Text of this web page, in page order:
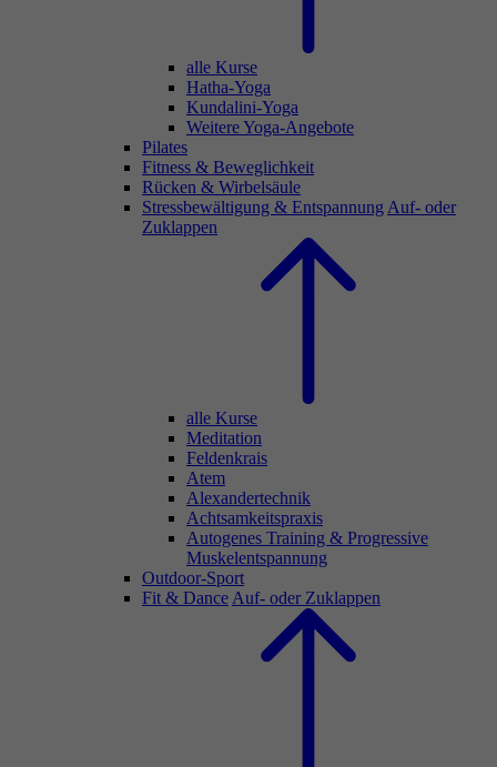
alle Kurse
Hatha-Yoga
Kundalini-Yoga
Weitere Yoga-Angebote
Pilates
Fitness & Beweglichkeit
Rücken & Wirbelsäule
Stressbewältigung & Entspannung Auf- oder
Zuklappen
alle Kurse
Meditation
Feldenkrais
Atem
Alexandertechnik
Achtsamkeitspraxis
Autogenes Training & Progressive
Muskelentspannung
Outdoor-Sport
Fit & Dance Auf- oder Zuklappen